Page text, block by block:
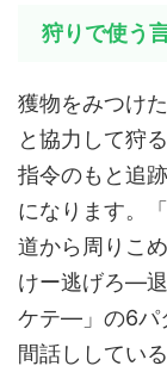
狩りで使う
獲物をみつけ
と協力して狩
指令のもと追
になります。
道から周りこ
けー逃げろ―
ケテ―」の6パ
間話ししてい